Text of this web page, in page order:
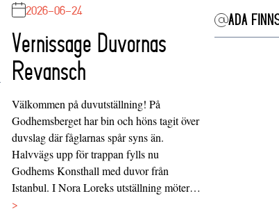
2026-06-24
Vernissage Duvornas
Revansch
Välkommen på duvutställning! På
Godhemsberget har bin och höns tagit över
duvslag där fåglarnas spår syns än.
Halvvägs upp för trappan fylls nu
Godhems Konsthall med duvor från
Istanbul. I Nora Loreks utställning möter…
>
ADA